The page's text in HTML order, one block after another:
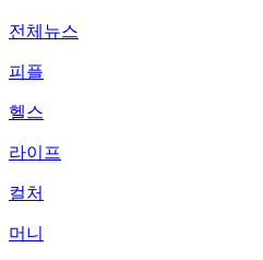
전체뉴스
피플
헬스
라이프
컬처
머니